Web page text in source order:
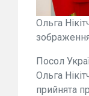
Ольга
Посол
Ольга
прийнята